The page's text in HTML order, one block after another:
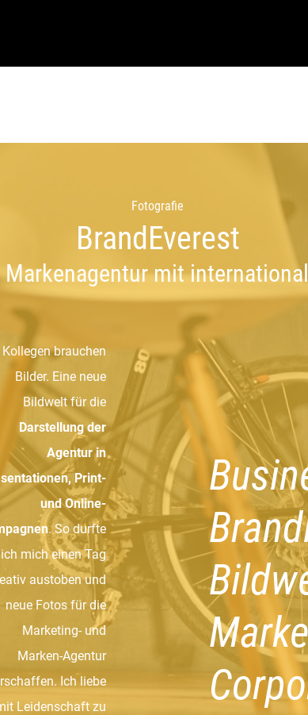
Fotografie
BrandEverest
mit
Kollegen brauchen
Bilder. Eine neue
Bildwelt für die
Darstellung der
Agentur in
Print-
und Online-
. So durfte
ich mich einen Tag
austoben und
neue Fotos für die
Marketing- und
Marken-Agentur
Ich liebe
Leidenschaft zu